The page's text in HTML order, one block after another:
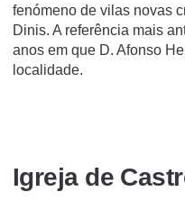
fenómeno de vilas novas
Dinis. A referência mais
anos em que D. Afonso
localidade.
Igreja de